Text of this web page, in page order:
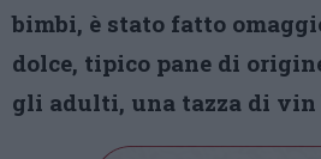
bimbi, è stato fatto
dolce, tipico pane di
gli adulti, una tazza di vin